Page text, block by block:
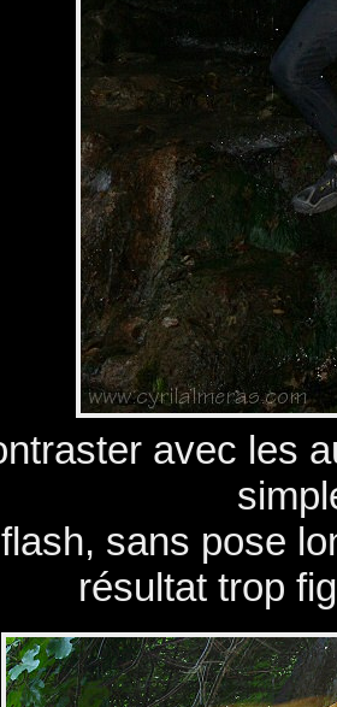
avec les
sans pose
résultat trop